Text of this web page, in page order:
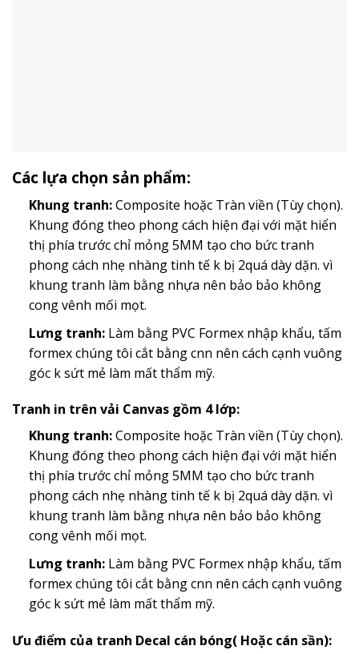
Các lựa chọn sản phẩm:
Khung tranh:Composite hoặc Tràn viền (Tùy chọn).
Khung đóng theo phong cách hiện đại với mặt hiển
thị phía trước chỉ mỏng 5MM tạo cho bức tranh
phong cách nhẹ nhàng tinh tế k bị 2quá dày dặn. vì
khung tranh làm bằng nhựa nên bảo bảo không
cong vênh mối mọt.
Lưng tranh:Làm bằng PVC Formex nhập khẩu, tấm
formex chúng tôi cắt bằng cnn nên cách cạnh vuông
góc k sứt mẻ làm mất thẩm mỹ.
Tranh in trên vải Canvas gồm 4 lớp:
Khung tranh:Composite hoặc Tràn viền (Tùy chọn).
Khung đóng theo phong cách hiện đại với mặt hiển
thị phía trước chỉ mỏng 5MM tạo cho bức tranh
phong cách nhẹ nhàng tinh tế k bị 2quá dày dặn. vì
khung tranh làm bằng nhựa nên bảo bảo không
cong vênh mối mọt.
Lưng tranh:Làm bằng PVC Formex nhập khẩu, tấm
formex chúng tôi cắt bằng cnn nên cách cạnh vuông
góc k sứt mẻ làm mất thẩm mỹ.
Ưu điểm của tranh Decal cán bóng( Hoặc cán sần):